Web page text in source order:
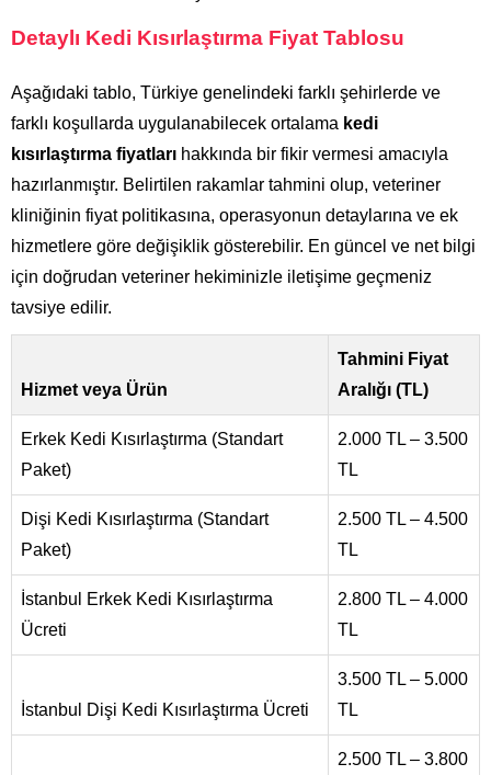
Detaylı Kedi Kısırlaştırma Fiyat Tablosu
Aşağıdaki tablo, Türkiye genelindeki farklı şehirlerde ve
farklı koşullarda uygulanabilecek ortalama kedi
kısırlaştırma fiyatları hakkında bir fikir vermesi amacıyla
hazırlanmıştır. Belirtilen rakamlar tahmini olup, veteriner
kliniğinin fiyat politikasına, operasyonun detaylarına ve ek
hizmetlere göre değişiklik gösterebilir. En güncel ve net bilgi
için doğrudan veteriner hekiminizle iletişime geçmeniz
tavsiye edilir.
Hizmet veya Ürün
Tahmini Fiyat
Aralığı (TL)
Erkek Kedi Kısırlaştırma (Standart
Paket)
2.000 TL – 3.500
TL
Dişi Kedi Kısırlaştırma (Standart
Paket)
2.500 TL – 4.500
TL
İstanbul Erkek Kedi Kısırlaştırma
Ücreti
2.800 TL – 4.000
TL
İstanbul Dişi Kedi Kısırlaştırma Ücreti
3.500 TL – 5.000
TL
2.500 TL – 3.800